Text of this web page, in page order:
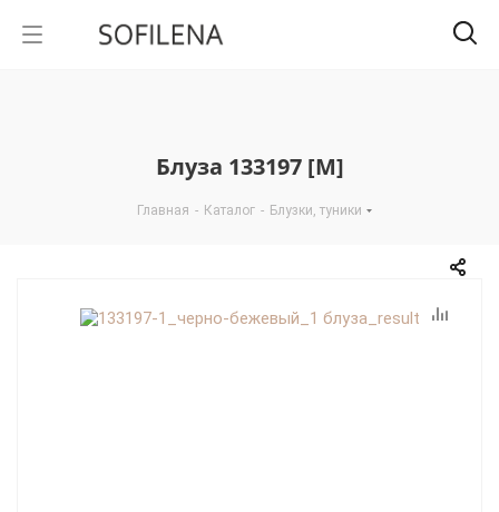
Блуза 133197 [М]
Главная - Каталог - Блузки, туники